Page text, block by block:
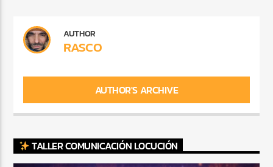
AUTHOR
RASCO
AUTHOR'S ARCHIVE
TALLER COMUNICACIÓN LOCUCIÓN